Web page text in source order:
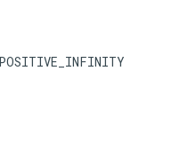
POSITIVE_INFINITY